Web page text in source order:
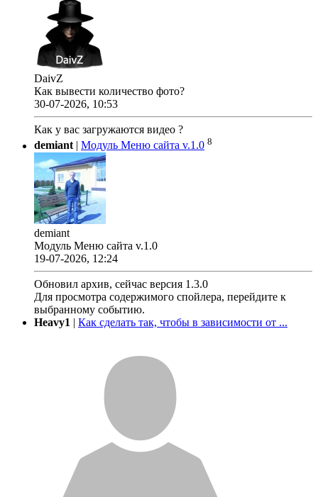
DaivZ
Как вывести количество фото?
30-07-2026, 10:53
Как у вас загружаются видео ?
demiant| Модуль Меню сайта v.1.0 8
demiant
Модуль Меню сайта v.1.0
19-07-2026, 12:24
Обновил архив, сейчас версия 1.3.0
Для просмотра содержимого спойлера, перейдите к
выбранному событию.
Heavy1 | Как сделать так, чтобы в зависимости от ...